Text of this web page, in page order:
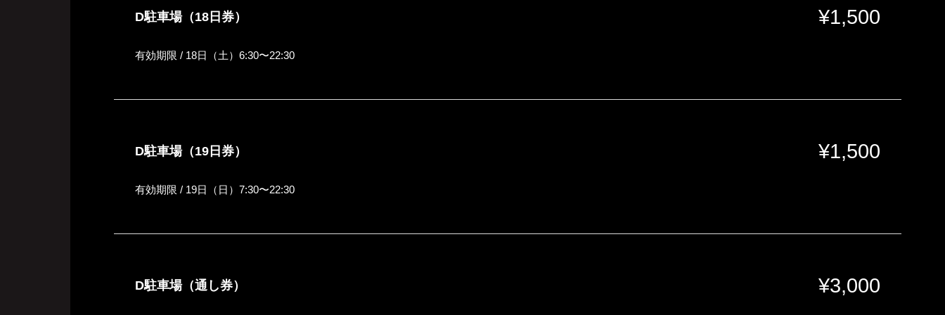
D駐車場（18日券） ¥1,500
有効期限 / 18日（土）6:30〜22:30
D駐車場（19日券） ¥1,500
有効期限 / 19日（日）7:30〜22:30
D駐車場（通し券） ¥3,000